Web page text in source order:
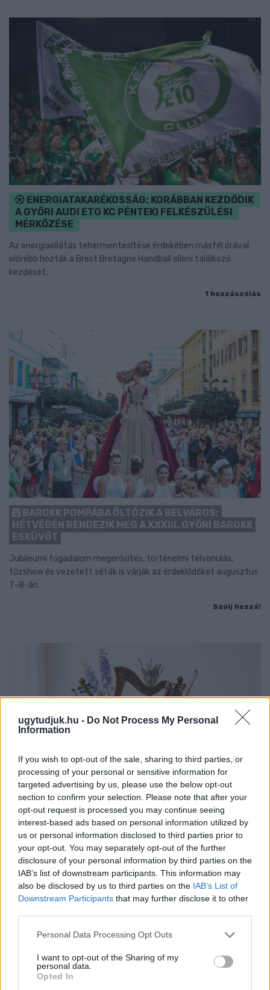
ugytudjuk.hu - Do Not Process My Personal
Information
If you wish to opt-out of the sale, sharing to third parties, or
processing of your personal or sensitive information for
targeted advertising by us, please use the below opt-out
section to confirm your selection. Please note that after your
opt-out request is processed you may continue seeing
interest-based ads based on personal information utilized by
us or personal information disclosed to third parties prior to
your opt-out. You may separately opt-out of the further
disclosure of your personal information by third parties on the
IAB’s list of downstream participants. This information may
also be disclosed by us to third parties on the IAB’s List of
Downstream Participants that may further disclose it to other
Please note that this website/app uses one or more Google
not limited to your visit or usage behaviour. You may click to
grant or deny consent to Google and its third-party tags to
use your data for below specified purposes in below Google
Personal Data Processing Opt Outs
I want to opt-out of the Sharing of my
personal data.
Opted In
ENERGIATAKARÉKOSSÁG: KORÁBBAN KEZDŐDIK
A GYŐRI AUDI ETO KC PÉNTEKI FELKÉSZÜLÉSI
MÉRKŐZÉSE
Az energiaellátás tehermentesítése érdekében másfél órával
előrébb hozták a Brest Bretagne Handball elleni találkozó
kezdését.
1 hozzászólás
BAROKK POMPÁBA ÖLTÖZIK A BELVÁROS:
HÉTVÉGÉN RENDEZIK MEG A XXXIII. GYŐRI BAROKK
ESKÜVŐT
Jubileumi fogadalom megerősítés, történelmi felvonulás,
tűzshow és vezetett séták is várják az érdeklődőket augusztus
7–8-án.
Szólj hozzá!
EXTRA: A VÁSÁRCSARNOKBAN NYITJA ÚJ ÉVADÁT
A GYŐRI FILHARMONIKUS ZENEKAR
A „Zenélő piac” című különleges koncerttel szeptember 7-én
rendhagyó helyszínen találkozhat a közönség a klasszikus
zenével.